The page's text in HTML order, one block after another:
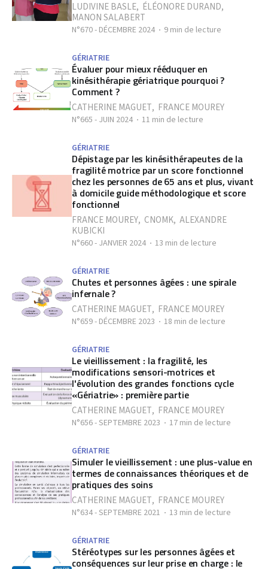
LUDIVINE BASLE, ÉLÉONORE DURAND,
MANON SALABERT
N°670 - DÉCEMBRE 2024 9 min de lecture
GÉRIATRIE
Évaluer pour mieux rééduquer en
kinésithérapie gériatrique pourquoi ?
Comment ?
CATHERINE MAGUET, FRANCE MOUREY
N°665 - JUIN 2024 11 min de lecture
GÉRIATRIE
Dépistage par les kinésithérapeutes de la
fragilité motrice par un score fonctionnel
chez les personnes de 65 ans et plus, vivant
à domicile guide méthodologique et score
fonctionnel
FRANCE MOUREY, CNOMK, ALEXANDRE
KUBICKI
N°660 - JANVIER 2024 13 min de lecture
GÉRIATRIE
Chutes et personnes âgées : une spirale
infernale ?
CATHERINE MAGUET, FRANCE MOUREY
N°659 - DÉCEMBRE 2023 18 min de lecture
GÉRIATRIE
Le vieillissement : la fragilité, les
modifications sensori-motrices et
l'évolution des grandes fonctions cycle
«Gériatrie» : première partie
CATHERINE MAGUET, FRANCE MOUREY
N°656 - SEPTEMBRE 2023 17 min de lecture
GÉRIATRIE
Simuler le vieillissement : une plus-value en
termes de connaissances théoriques et de
pratiques des soins
CATHERINE MAGUET, FRANCE MOUREY
N°634 - SEPTEMBRE 2021 13 min de lecture
GÉRIATRIE
Stéréotypes sur les personnes âgées et
conséquences sur leur prise en charge : le